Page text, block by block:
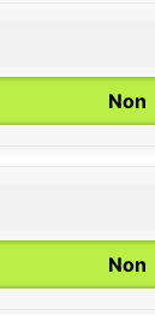
Non
Non